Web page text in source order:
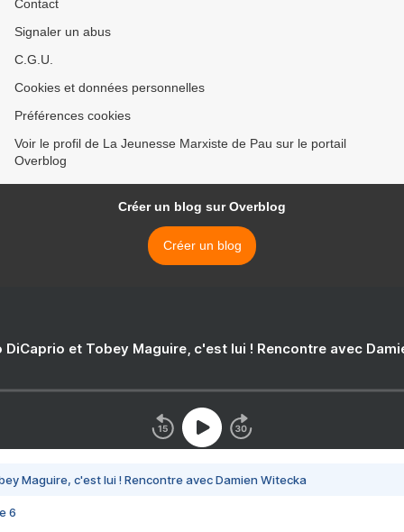
Contact
Signaler un abus
C.G.U.
Cookies et données personnelles
Préférences cookies
Voir le profil de La Jeunesse Marxiste de Pau sur le portail
Overblog
Créer un blog sur Overblog
Créer un blog
DiCaprio et Tobey Maguire, c'est lui ! Rencontre avec
Maguire, c'est lui ! Rencontre avec Damien Witecka
6